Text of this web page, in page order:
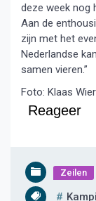
deze week nog
Aan de
zijn met het
Nederlandse
samen vieren.”
Foto: Klaas
Reageer
Zeilen